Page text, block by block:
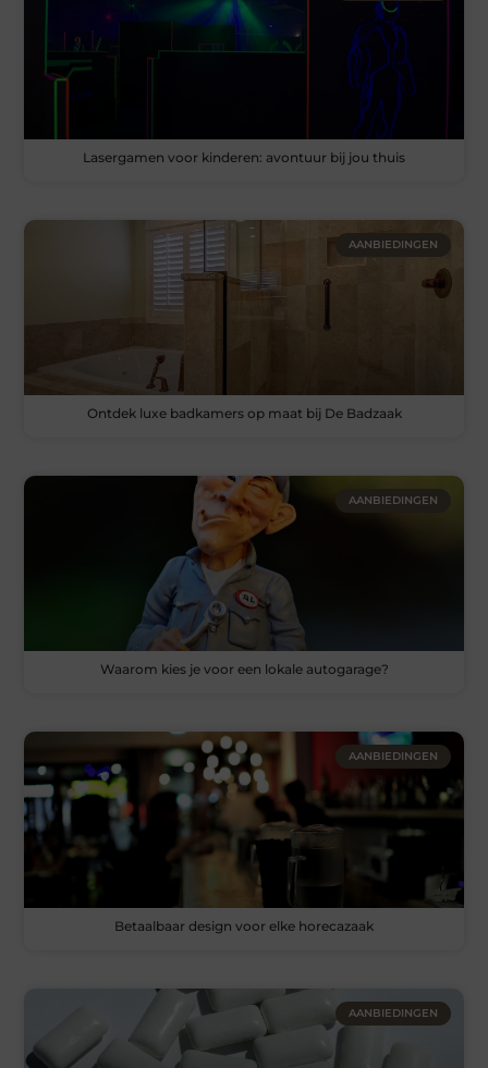
Lasergamen voor kinderen: avontuur bij jou thuis
AANBIEDINGEN
Ontdek luxe badkamers op maat bij De Badzaak
AANBIEDINGEN
Waarom kies je voor een lokale autogarage?
AANBIEDINGEN
Betaalbaar design voor elke horecazaak
AANBIEDINGEN